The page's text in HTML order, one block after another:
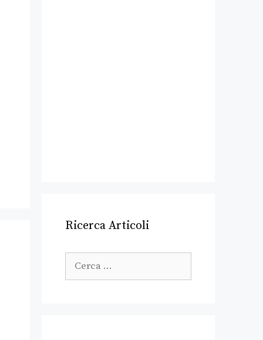
Ricerca Articoli